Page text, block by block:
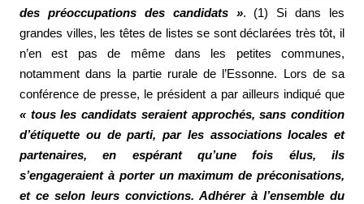
des préoccupations des candidats ». (1) Si dans les
grandes villes, les têtes de listes se sont déclarées très tôt, il
n’en est pas de même dans les petites communes,
notamment dans la partie rurale de l’Essonne. Lors de sa
conférence de presse, le président a par ailleurs indiqué que
« tous les candidats seraient approchés, sans condition
d’étiquette ou de parti, par les associations locales et
partenaires, en espérant qu’une fois élus, ils
s’engageraient à porter un maximum de préconisations,
et ce selon leurs convictions. Adhérer à l’ensemble du